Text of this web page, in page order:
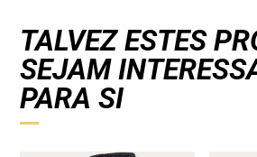
TALVEZ ESTES
SEJAM
PARA SI